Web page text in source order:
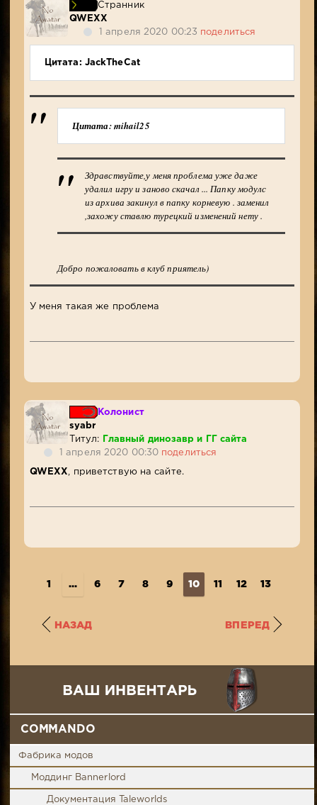
Странник
QWEXX
1 апреля 2020 00:23
поделиться
Цитата: JackTheCat
Цитата: mihail25
Здравствуйте,у меня проблема уже даже
удалил игру и заново скачал ... Папку модулс
из архива закинул в папку корневую . заменил
,захожу ставлю турецкий изменений нету .
Добро пожаловать в клуб приятель)
У меня такая же проблема
Колонист
syabr
Титул:
Главный динозавр и ГГ сайта
1 апреля 2020 00:30 поделиться
QWEXX , приветствую на сайте.
1 ... 6 7 8 9 10 11 12 13
НАЗАД ВПЕРЕД
COMMANDO
Фабрика модов
Моддинг Bannerlord
Документация Taleworlds